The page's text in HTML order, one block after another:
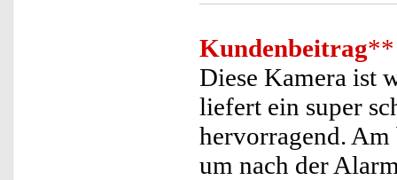
Kundenbeitrag**
Diese Kamera ist
liefert ein super
hervorragend. Am
um nach der